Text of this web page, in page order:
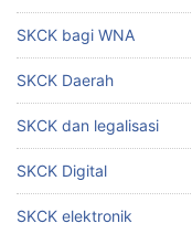
SKCK bagi WNA
SKCK Daerah
SKCK dan legalisasi
SKCK Digital
SKCK elektronik